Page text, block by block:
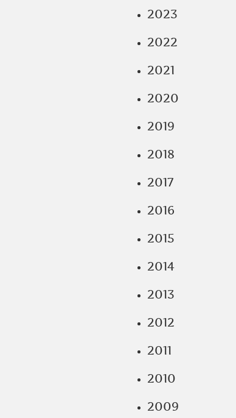
2023
2022
2021
2020
2019
2018
2017
2016
2015
2014
2013
2012
2011
2010
2009